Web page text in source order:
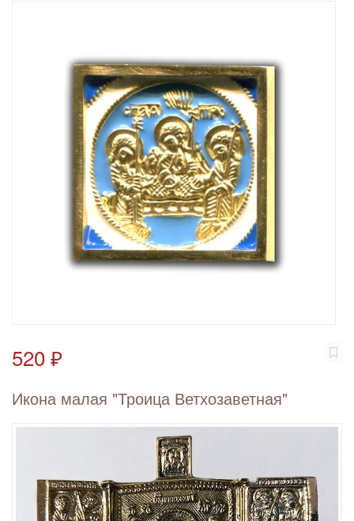
520 ₽
Икона малая "Троица Ветхозаветная"